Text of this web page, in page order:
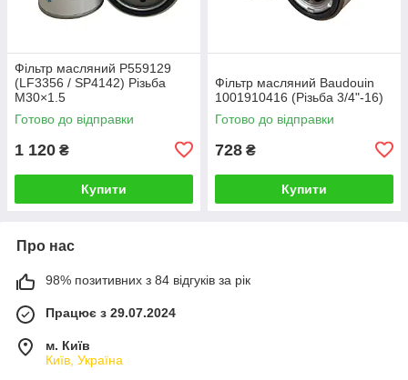
Фільтр масляний P559129
(LF3356 / SP4142) Різьба
M30×1.5
Готово до відправки
1 120 ₴
Купити
Фільтр масляний Baudouin
1001910416 (Різьба 3/4"-16)
Готово до відправки
728 ₴
Купити
Про нас
98% позитивних з 84 відгуків за рік
Працює з 29.07.2024
м. Київ
Київ, Україна